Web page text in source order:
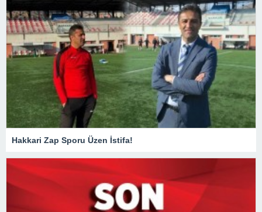
Hakkari Zap Sporu Üzen İstifa!